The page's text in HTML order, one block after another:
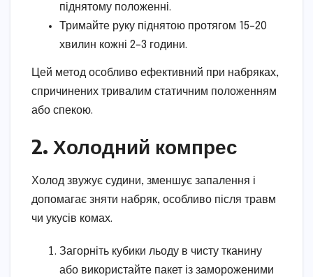
піднятому положенні.
Тримайте руку піднятою протягом 15–20
хвилин кожні 2–3 години.
Цей метод особливо ефективний при набряках,
спричинених тривалим статичним положенням
або спекою.
2. Холодний компрес
Холод звужує судини, зменшує запалення і
допомагає зняти набряк, особливо після травм
чи укусів комах.
Загорніть кубики льоду в чисту тканину
або використайте пакет із замороженими